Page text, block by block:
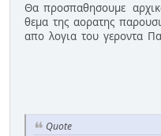
Θα προσπαθησουμε
θεμα της αορατης
απο λογια του γεροντα
Quote